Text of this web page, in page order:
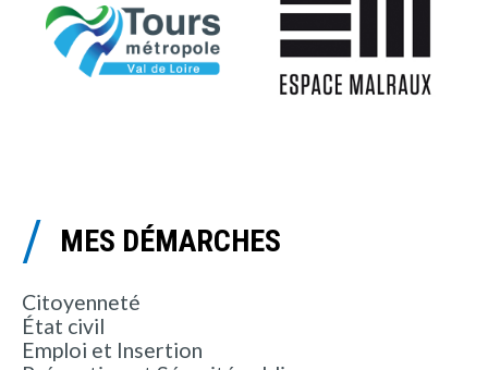
MES DÉMARCHES
Citoyenneté
État civil
Emploi et Insertion